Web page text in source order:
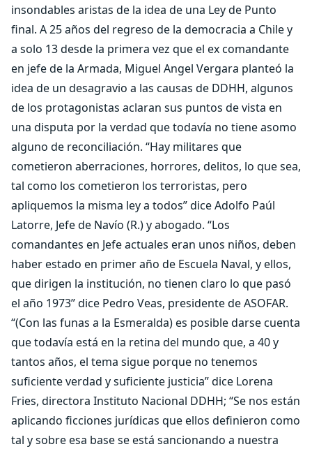
insondables aristas de la idea de una Ley de Punto
final. A 25 años del regreso de la democracia a Chile y
a solo 13 desde la primera vez que el ex comandante
en jefe de la Armada, Miguel Angel Vergara planteó la
idea de un desagravio a las causas de DDHH, algunos
de los protagonistas aclaran sus puntos de vista en
una disputa por la verdad que todavía no tiene asomo
alguno de reconciliación. “Hay militares que
cometieron aberraciones, horrores, delitos, lo que sea,
tal como los cometieron los terroristas, pero
apliquemos la misma ley a todos” dice Adolfo Paúl
Latorre, Jefe de Navío (R.) y abogado. “Los
comandantes en Jefe actuales eran unos niños, deben
haber estado en primer año de Escuela Naval, y ellos,
que dirigen la institución, no tienen claro lo que pasó
el año 1973” dice Pedro Veas, presidente de ASOFAR.
“(Con las funas a la Esmeralda) es posible darse cuenta
que todavía está en la retina del mundo que, a 40 y
tantos años, el tema sigue porque no tenemos
suficiente verdad y suficiente justicia” dice Lorena
Fries, directora Instituto Nacional DDHH; “Se nos están
aplicando ficciones jurídicas que ellos definieron como
tal y sobre esa base se está sancionando a nuestra